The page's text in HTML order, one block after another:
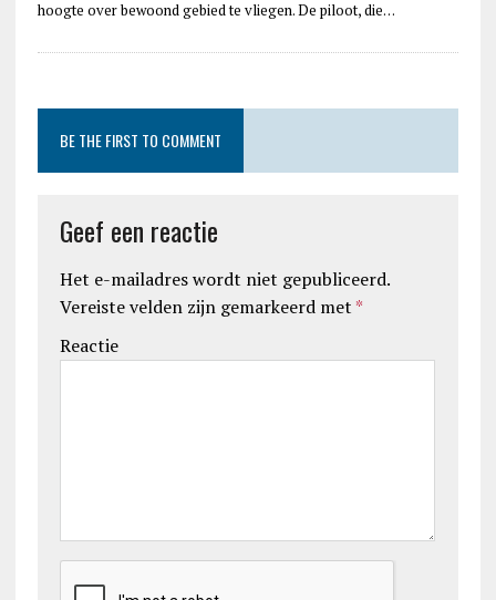
hoogte over bewoond gebied te vliegen. De piloot, die…
BE THE FIRST TO COMMENT
Geef een reactie
Het e-mailadres wordt niet gepubliceerd.
Vereiste velden zijn gemarkeerd met *
Reactie